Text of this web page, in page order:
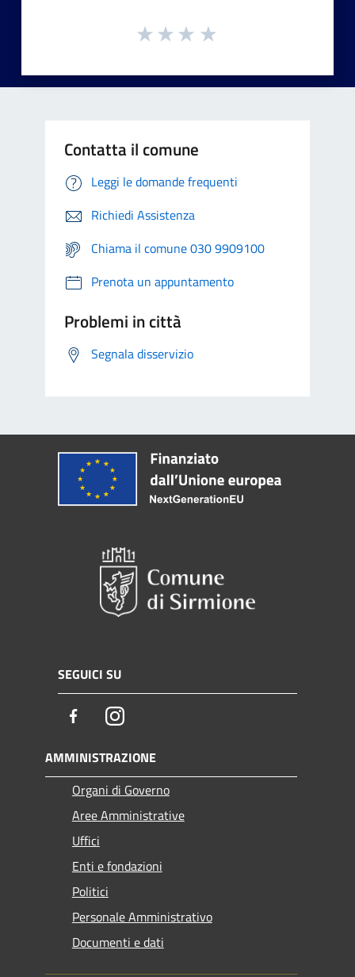
Contatta il comune
Leggi le domande frequenti
Richiedi Assistenza
Chiama il comune 030 9909100
Prenota un appuntamento
Problemi in città
Segnala disservizio
SEGUICI SU
FacebookInstagram
AMMINISTRAZIONE
Organi di Governo
Aree Amministrative
Uffici
Enti e fondazioni
Politici
Personale Amministrativo
Documenti e dati